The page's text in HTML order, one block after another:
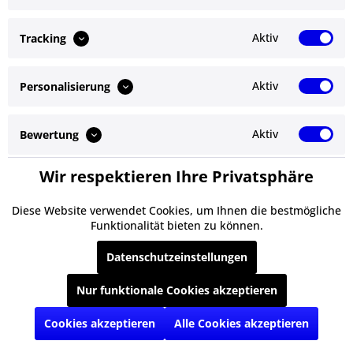
Service Hotline
Shop Service
Informationen
* Alle Preise inkl. gesetzl. Mehrwertsteuer zzgl.Versandkosten
Nachnahmegebühren, wenn nicht anders beschrieben
§ Impressum Cookie-Einstellungen
Kontakt
Versand und Zahlungsbedingungen
§ Datenschutz
Realisiert mit Shopware
Tracking Aktiv
Personalisierung Aktiv
Bewertung Aktiv
Service Aktiv
Wir respektieren Ihre Privatsphäre
Diese Website verwendet Cookies, um Ihnen die bestmögliche
Funktionalität bieten zu können.
Datenschutzeinstellungen
Nur funktionale Cookies akzeptieren
Cookies akzeptieren Alle Cookies akzeptieren